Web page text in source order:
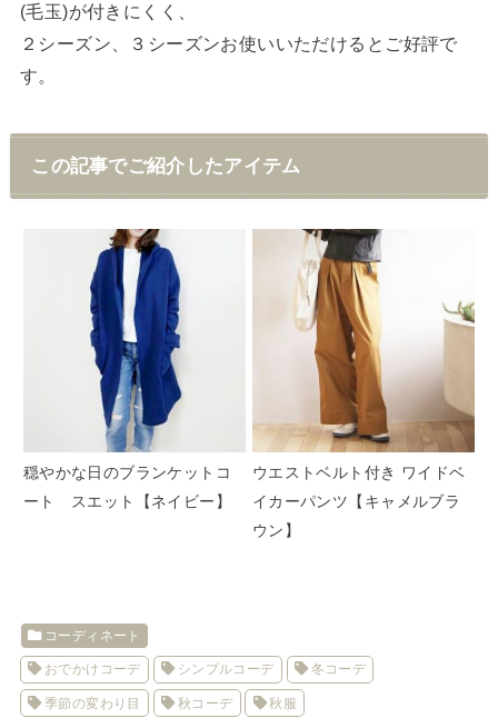
(毛玉)が付きにくく、
２シーズン、３シーズンお使いいただけるとご好評で
す。
この記事でご紹介したアイテム
穏やかな日のブランケットコ
ート スエット【ネイビー】
ウエストベルト付き ワイドベ
イカーパンツ【キャメルブラ
ウン】
コーディネート
おでかけコーデ シンプルコーデ 冬コーデ
季節の変わり目 秋コーデ 秋服